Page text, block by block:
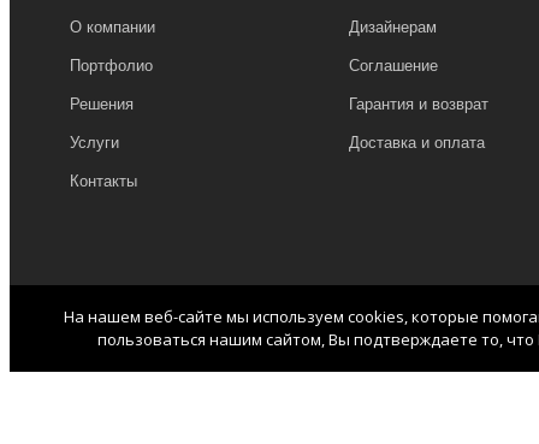
О компании
Портфолио
Решения
Услуги
Контакты
Дизайнерам
Соглашение
Гарантия и возврат
Доставка и оплата
На нашем веб-сайте мы используем cookies, которые
пользоваться нашим сайтом, Вы подтверждаете то,